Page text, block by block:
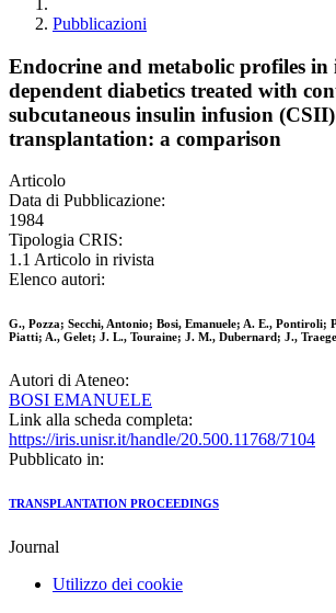
Pubblicazioni
Endocrine and metabolic profiles in
dependent diabetics treated with
subcutaneous insulin infusion
transplantation: a comparison
Articolo
Data di Pubblicazione:
1984
Tipologia CRIS:
1.1 Articolo in rivista
Elenco autori:
G., Pozza; Secchi, Antonio; Bosi, Emanuele; A. E., Pontiroli;
Piatti; A., Gelet; J. L., Touraine; J. M., Dubernard; J.,
Autori di Ateneo:
BOSI EMANUELE
Link alla scheda completa:
https://iris.unisr.it/handle/20.500.11768/7104
Pubblicato in:
TRANSPLANTATION PROCEEDINGS
Journal
Utilizzo dei cookie